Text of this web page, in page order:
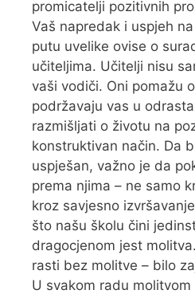
promicatelji pozitivnih
Vaš napredak i uspjeh
putu uvelike ovise o
učiteljima. Učitelji nisu
vaši vodiči. Oni pomažu
podržavaju vas u
razmišljati o životu na
konstruktivan način. Da
uspješan, važno je da
prema njima – ne samo
kroz savjesno
što našu školu čini
dragocjenom jest
rasti bez molitve – bilo
U svakom radu molitvom